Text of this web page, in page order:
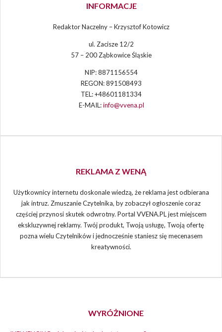
INFORMACJE
Redaktor Naczelny – Krzysztof Kotowicz
ul. Zacisze 12/2
57 – 200 Ząbkowice Śląskie
NIP: 8871156554
REGON: 891508493
TEL: +48601181334
E-MAIL:info@vvena.pl
REKLAMA Z WENĄ
Użytkownicy internetu doskonale wiedzą, że reklama jest odbierana
jak intruz. Zmuszanie Czytelnika, by zobaczył ogłoszenie coraz
częściej przynosi skutek odwrotny. Portal VVENA.PL jest miejscem
ekskluzywnej reklamy. Twój produkt, Twoją usługę, Twoją ofertę
pozna wielu Czytelników i jednocześnie staniesz się mecenasem
kreatywności.
WYRÓŻNIONE